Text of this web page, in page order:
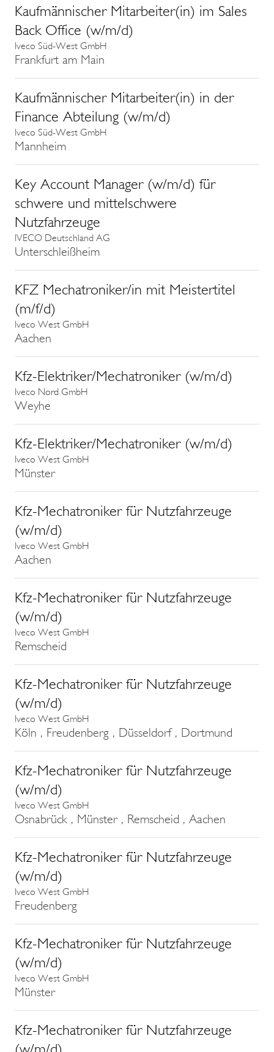
Kaufmännischer Mitarbeiter(in) im Sales
Back Office (w/m/d)
Iveco Süd-West GmbH
Frankfurt am Main
Kaufmännischer Mitarbeiter(in) in der
Finance Abteilung (w/m/d)
Iveco Süd-West GmbH
Mannheim
Key Account Manager (w/m/d) für
schwere und mittelschwere
Nutzfahrzeuge
IVECO Deutschland AG
Unterschleißheim
KFZ Mechatroniker/in mit Meistertitel
(m/f/d)
Iveco West GmbH
Aachen
Kfz-Elektriker/Mechatroniker (w/m/d)
Iveco Nord GmbH
Weyhe
Kfz-Elektriker/Mechatroniker (w/m/d)
Iveco West GmbH
Münster
Kfz-Mechatroniker für Nutzfahrzeuge
(w/m/d)
Iveco West GmbH
Aachen
Kfz-Mechatroniker für Nutzfahrzeuge
(w/m/d)
Iveco West GmbH
Remscheid
Kfz-Mechatroniker für Nutzfahrzeuge
(w/m/d)
Iveco West GmbH
Köln , Freudenberg , Düsseldorf , Dortmund
Kfz-Mechatroniker für Nutzfahrzeuge
(w/m/d)
Iveco West GmbH
Osnabrück , Münster , Remscheid , Aachen
Kfz-Mechatroniker für Nutzfahrzeuge
(w/m/d)
Iveco West GmbH
Freudenberg
Kfz-Mechatroniker für Nutzfahrzeuge
(w/m/d)
Iveco West GmbH
Münster
Kfz-Mechatroniker für Nutzfahrzeuge